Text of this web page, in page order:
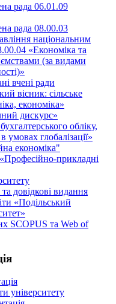
рада 06.01.09
рада 08.00.03
національним
«Економіка та
(за видами
вчені ради
вісник: сільське
економіка»
дискурс»
обліку,
умовах глобалізації»
економіка"
прикладні
довідкові видання
«Подільський
SCOPUS та Web of
університету